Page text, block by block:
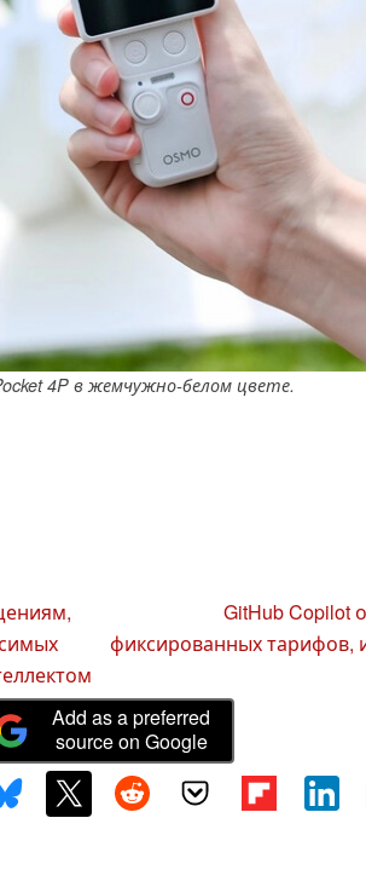
4P в жемчужно-белом цвете.
GitHub Copilot
фиксированных тарифов,
Add as a preferred
source on Google